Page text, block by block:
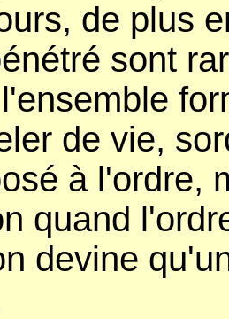
de plus
sont
de vie,
à l'ordre,
quand
devine